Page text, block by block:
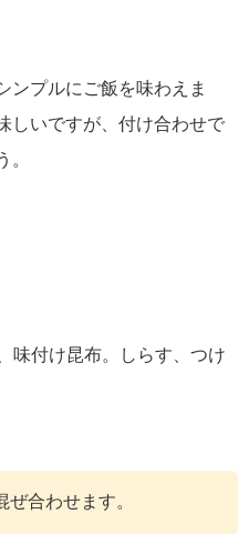
ンプルにご飯を味わえま
しいですが、付け合わせで
。
味付け昆布。しらす、つけ
合わせます。